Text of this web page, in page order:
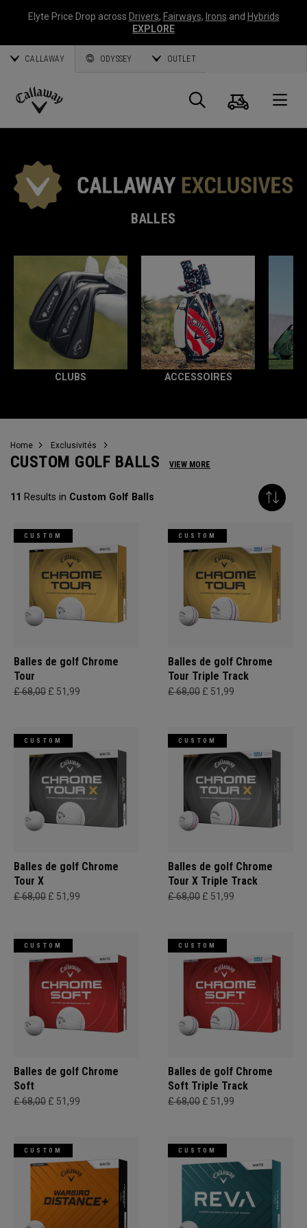
Elyte Price Drop across Drivers, Fairways, Irons and Hybrids
EXPLORE
CALLAWAY ODYSSEY OUTLET
Callaway
Panier
BALLES
CLUBS ACCESSOIRES
Home Exclusivités
CUSTOM GOLF BALLS VIEW MORE
11 Results in Custom Golf Balls
CUSTOM
Balles de golf Chrome
Tour
£ 68,00 £ 51,99
CUSTOM
Balles de golf Chrome
Tour Triple Track
£ 68,00 £ 51,99
CUSTOM
Balles de golf Chrome
Tour X
£ 68,00 £ 51,99
CUSTOM
Balles de golf Chrome
Tour X Triple Track
£ 68,00 £ 51,99
CUSTOM
Balles de golf Chrome
Soft
£ 68,00 £ 51,99
CUSTOM
Balles de golf Chrome
Soft Triple Track
£ 68,00 £ 51,99
CUSTOM CUSTOM